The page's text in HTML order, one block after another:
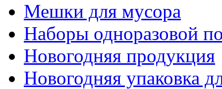
Мешки для мусора
Наборы одноразовой
Новогодняя продукция
Новогодняя упаковка